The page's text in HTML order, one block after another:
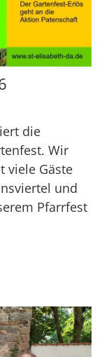
die
Wir
viele Gäste
und
Pfarrfest